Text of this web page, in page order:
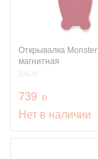
Открывалка
магнитная
BALVI
739 руб.
o
Нет в наличии